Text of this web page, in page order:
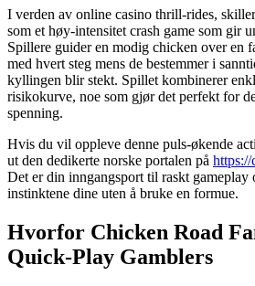
I verden av online casino thrill‑rides,
som et høy‑intensitet crash game som gir
Spillere guider en modig chicken over en
med hvert steg mens de bestemmer i
kyllingen blir stekt. Spillet kombinerer
risikokurve, noe som gjør det perfekt for
spenning.
Hvis du vil oppleve denne puls‑økende
ut den dedikerte norske portalen på
Det er din inngangsport til raskt gameplay
instinktene dine uten å bruke en formue.
Hvorfor Chicken Road
Quick‑Play Gamblers